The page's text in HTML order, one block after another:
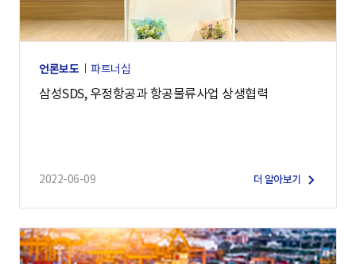
언론보도 파트너십
삼성SDS, 우정항공과 항공물류사업 상생협력
2022-06-09 더 알아보기